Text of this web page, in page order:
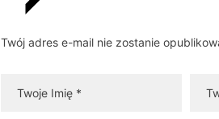
Twój adres e-mail nie zostanie